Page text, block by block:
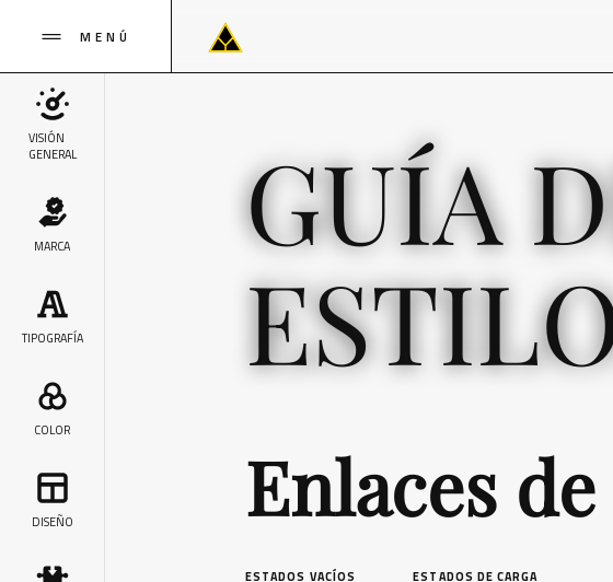
MENÚ
VISIÓN
GENERAL
MARCA
TIPOGRAFÍA
COLOR
DISEÑO
GUÍA
Enlaces
ESTADOS VACÍOS ESTADOS DE CARGA